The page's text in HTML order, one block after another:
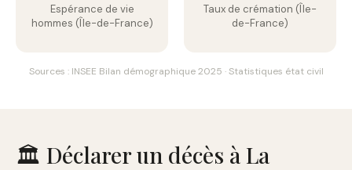
Espérance de vie
hommes (Île-de-France)
Taux de crémation (Île-
de-France)
Sources : INSEE Bilan démographique 2025 · Statistiques état civil
🏛️ Déclarer un décès à La